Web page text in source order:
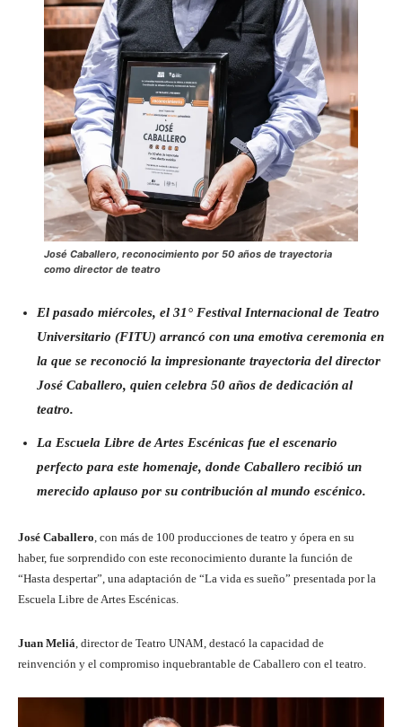
José Caballero, reconocimiento por 50 años de trayectoria
como director de teatro
El pasado miércoles, el 31° Festival Internacional de Teatro
Universitario (FITU) arrancó con una emotiva ceremonia en
la que se reconoció la impresionante trayectoria del director
José Caballero, quien celebra 50 años de dedicación al
teatro.
La Escuela Libre de Artes Escénicas fue el escenario
perfecto para este homenaje, donde Caballero recibió un
merecido aplauso por su contribución al mundo escénico.
José Caballero, con más de 100 producciones de teatro y ópera en su
haber, fue sorprendido con este reconocimiento durante la función de
“Hasta despertar”, una adaptación de “La vida es sueño” presentada por la
Escuela Libre de Artes Escénicas.
Juan Meliá, director de Teatro UNAM, destacó la capacidad de
reinvención y el compromiso inquebrantable de Caballero con el teatro.